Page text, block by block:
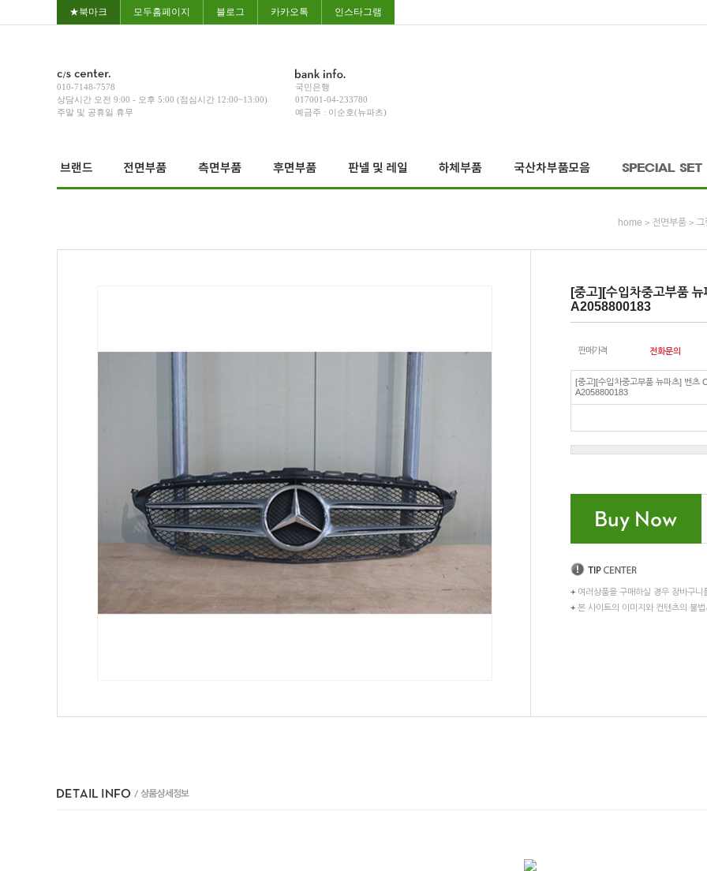
★북마크 모두홈페이지 블로그 카카오톡 인스타그램
010-7148-7578
상담시간 오전 9:00 - 오후 5:00 (점심시간 12:00~13:00)
주말 및 공휴일 휴무
국민은행
017001-04-233780
예금주 : 이순호(뉴파츠)
home > 전면부품 > 그
[중고][수입차중고부품
A2058800183
판매가격 전화문의
[중고][수입차중고부품 뉴파츠] 벤츠
A2058800183
+ 여러상품을 구매하실 경우 장바구니
+ 본 사이트의 이미지와 컨텐츠의 불법